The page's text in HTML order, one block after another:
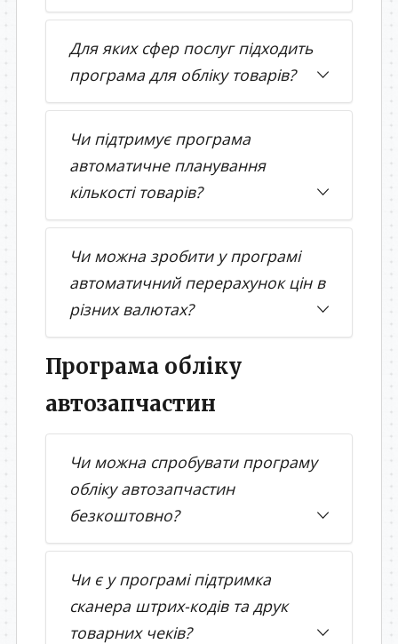
Для яких сфер послуг підходить
програма для обліку товарів?
Чи підтримує програма
автоматичне планування
кількості товарів?
Чи можна зробити у програмі
автоматичний перерахунок цін в
різних валютах?
Програма обліку
автозапчастин
Чи можна спробувати програму
обліку автозапчастин
безкоштовно?
Чи є у програмі підтримка
сканера штрих-кодів та друк
товарних чеків?